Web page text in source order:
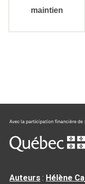
maintien
Auteurs : Hélène